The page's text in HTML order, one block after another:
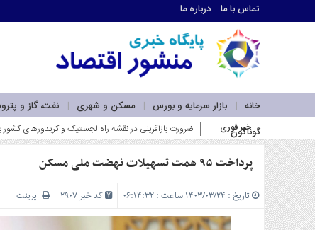
تماس با ما درباره ما
خانه بازار سرمایه و بورس مسکن و شهری نفت، گاز و
گوناگون
ما
درباره
سرویس
ها
خانه
بازار
سرمایه
و
خبر فوری ضرورت بازآفرینی در نقشه راه لجستیک و کریدورهای کشور
پرداخت ۹۵ همت تسهیلات نهضت ملی مسکن
تاریخ : ۱۴۰۳/۰۳/۲۴ ساعت : ۰۶:۱۴:۳۲ کد خبر 2907 پرینت